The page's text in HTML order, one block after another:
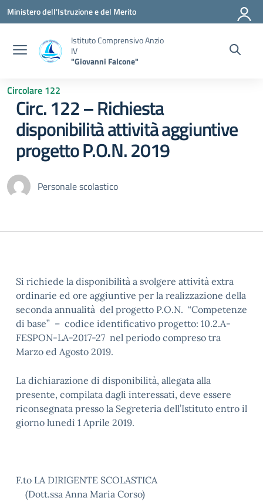
Vai ai contenuti
Vai al menu di navigazione
Vai al footer
Ministero dell'Istruzione e del Merito
Istituto Comprensivo Anzio
IV
"Giovanni Falcone"
Circolare 122
Circ. 122 – Richiesta
disponibilità attività aggiuntive
progetto P.O.N. 2019
Personale scolastico
Si richiede la disponibilità a svolgere attività extra
ordinarie ed ore aggiuntive per la realizzazione della
seconda annualità del progetto P.O.N. “Competenze
di base” – codice identificativo progetto: 10.2.A-
FESPON-LA-2017-27 nel periodo compreso tra
Marzo ed Agosto 2019.
La dichiarazione di disponibilità, allegata alla
presente, compilata dagli interessati, deve essere
riconsegnata presso la Segreteria dell’Istituto entro il
giorno lunedì 1 Aprile 2019.
F.to LA DIRIGENTE SCOLASTICA
(Dott.ssa Anna Maria Corso)